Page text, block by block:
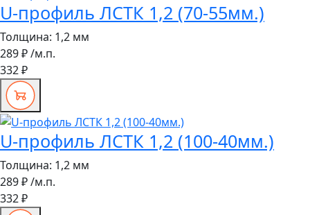
U-профиль ЛСТК 1,2 (70-55мм.)
Толщина: 1,2 мм
289 ₽/м.п.
332 ₽
U-профиль ЛСТК 1,2 (100-40мм.)
Толщина: 1,2 мм
289 ₽/м.п.
332 ₽